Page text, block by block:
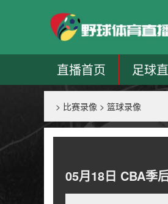
直播首页 足球
> 比赛录像 > 篮球录像
05月18日 CBA季